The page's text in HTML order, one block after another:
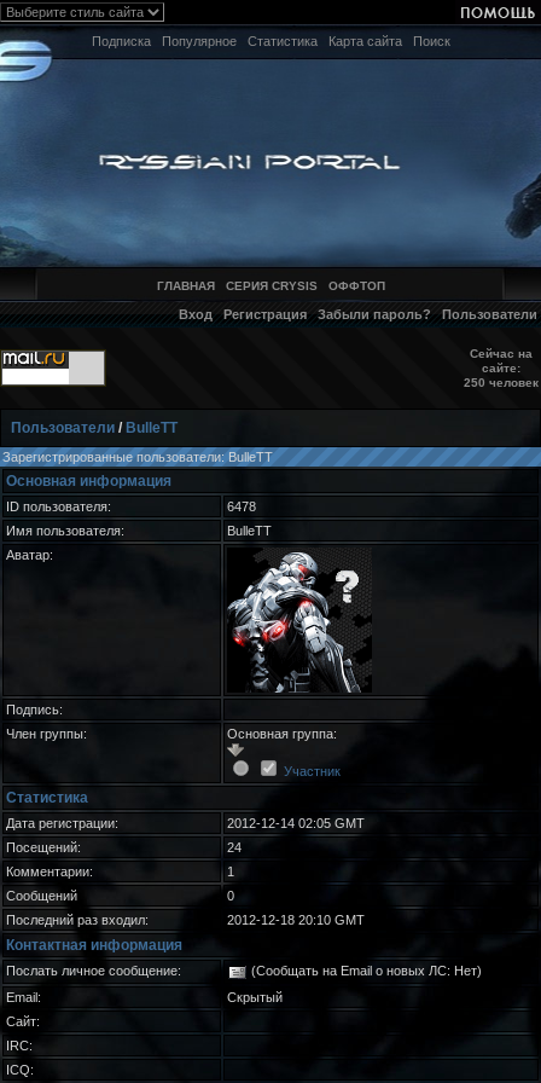
Подписка Популярное Статистика Карта сайта Поиск
ГЛАВНАЯ СЕРИЯ CRYSIS ОФФТОП
Вход Регистрация Забыли пароль? Пользователи
Сейчас на
сайте:
250 человек
Пользователи / BulleTT
Зарегистрированные пользователи: BulleTT
Основная информация
ID пользователя:
6478
Имя пользователя:
BulleTT
Аватар:
Подпись:
Член группы:
Основная группа:
Участник
Статистика
Дата регистрации:
2012-12-14 02:05 GMT
Посещений:
24
Комментарии:
1
Сообщений
0
Последний раз входил:
2012-12-18 20:10 GMT
Контактная информация
Послать личное сообщение:
(Сообщать на Email о новых ЛС: Нет)
Email:
Скрытый
Сайт:
IRC:
ICQ: